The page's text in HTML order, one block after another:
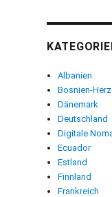
Albanien
Bosnien-
Dänemark
Deutschland
Digitale
Ecuador
Estland
Finnland
Frankreich